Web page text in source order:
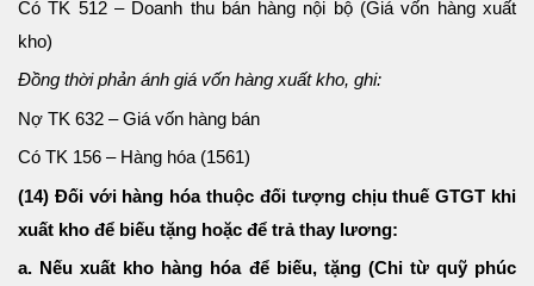
Có TK 512 – Doanh thu bán hàng nội bộ (Giá vốn hàng xuất
kho)
Đồng thời phản ánh giá vốn hàng xuất kho, ghi:
Nợ TK 632 – Giá vốn hàng bán
Có TK 156 – Hàng hóa (1561)
(14) Đối với hàng hóa thuộc đối tượng chịu thuế GTGT khi
xuất kho để biếu tặng hoặc để trả thay lương:
a. Nếu xuất kho hàng hóa để biếu, tặng (Chi từ quỹ phúc